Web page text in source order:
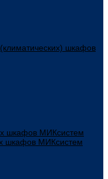
шкафов
шкафов МИКсистем
шкафов МИКсистем